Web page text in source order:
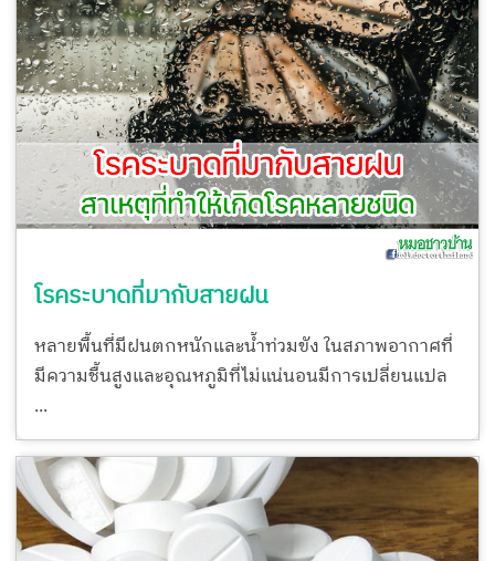
โรคระบาดที่มากับสายฝน
หลายพื้นที่มีฝนตกหนักและน้ำท่วมขัง ในสภาพอากาศที่
มีความชื้นสูงและอุณหภูมิที่ไม่แน่นอนมีการเปลี่ยนแปล
...